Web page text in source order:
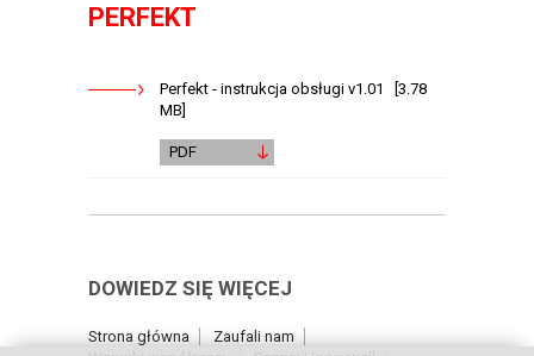
PERFEKT
Perfekt - instrukcja obsługi v1.01 [3.78
MB]
PDF
DOWIEDZ SIĘ WIĘCEJ
Strona główna
Zaufali nam